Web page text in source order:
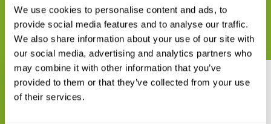
We use cookies to personalise content and ads, to
provide social media features and to analyse our traffic.
We also share information about your use of our site with
our social media, advertising and analytics partners who
may combine it with other information that you’ve
provided to them or that they’ve collected from your use
of their services.
VERWANDTE PRODUKTE
Vervollständigen Sie Ihre Bestellung